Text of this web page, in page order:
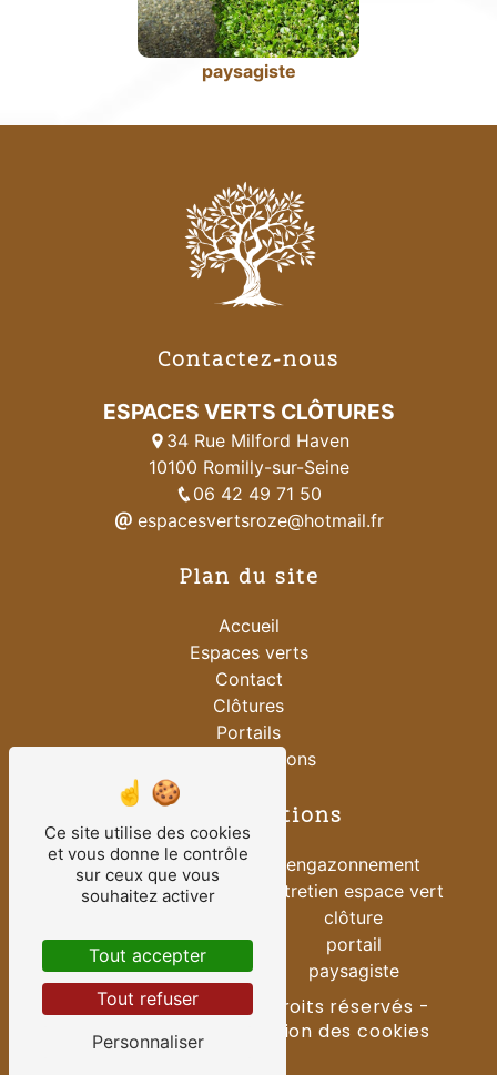
paysagiste
Contactez-nous
ESPACES VERTS CLÔTURES
34 Rue Milford Haven
10100 Romilly-sur-Seine
06 42 49 71 50
espacesvertsroze@hotmail.fr
Plan du site
Accueil
Espaces verts
Contact
Clôtures
Portails
Nos réalisations
Nos prestations
vente clôture
vente portail
installation clôture
création espace vert
engazonnement
entretien espace vert
clôture
portail
paysagiste
© Vistalid- 2026 - Tous droits réservés -
Mentions légales
Gestion des cookies
Ce site utilise des cookies
et vous donne le contrôle
sur ceux que vous
souhaitez activer
Tout accepter
Tout refuser
Personnaliser